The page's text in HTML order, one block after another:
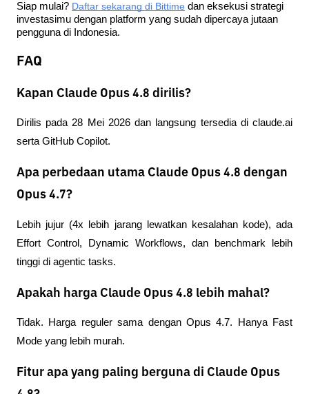
Siap mulai? Daftar sekarang di Bittime dan eksekusi strategi
investasimu dengan platform yang sudah dipercaya jutaan
pengguna di Indonesia.
FAQ
Kapan Claude Opus 4.8 dirilis?
Dirilis pada 28 Mei 2026 dan langsung tersedia di claude.ai
serta GitHub Copilot.
Apa perbedaan utama Claude Opus 4.8 dengan
Opus 4.7?
Lebih jujur (4x lebih jarang lewatkan kesalahan kode), ada
Effort Control, Dynamic Workflows, dan benchmark lebih
tinggi di agentic tasks.
Apakah harga Claude Opus 4.8 lebih mahal?
Tidak. Harga reguler sama dengan Opus 4.7. Hanya Fast
Mode yang lebih murah.
Fitur apa yang paling berguna di Claude Opus